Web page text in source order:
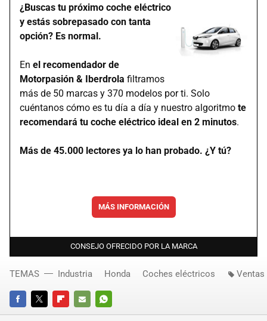
¿Buscas tu próximo coche eléctrico
y estás sobrepasado con tanta
opción? Es normal.
En el recomendador de
Motorpasión & Iberdrola filtramos
más de 50 marcas y 370 modelos por ti. Solo
cuéntanos cómo es tu día a día y nuestro algoritmo te
recomendará tu coche eléctrico ideal en 2 minutos.
Más de 45.000 lectores ya lo han probado. ¿Y tú?
MÁS INFORMACIÓN
CONSEJO OFRECIDO POR LA MARCA
FACEBOOKTWITTERFLIPBOARD
E-
WHATSAPP
TEMAS Industria Honda Coches eléctricos Ventas